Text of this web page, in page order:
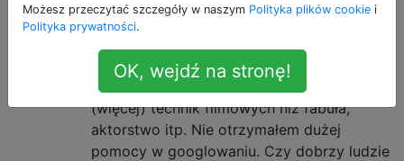
Interesuje mnie bardziej strona techniczna,
Niż aktorstwo, reżyseria itp. Rozglądam się
za stronami, które dokonują „przeglądu”
(więcej) technik filmowych niż fabuła,
aktorstwo itp. Nie otrzymałem dużej
pomocy w googlowaniu. Czy dobrzy ludzie
Możesz przeczytać szczegóły w naszym Polityka plików cookie i
Polityka prywatności.
OK, wejdź na stronę!